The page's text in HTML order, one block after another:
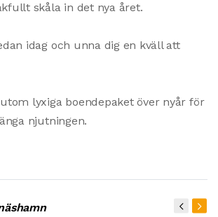
skåla in det nya året.
idag och unna dig en kväll att
lyxiga boendepaket över nyår för
njutningen.